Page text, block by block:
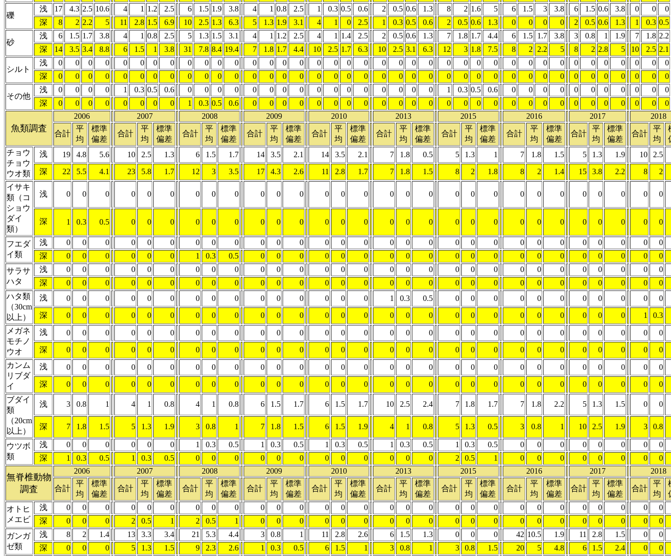
礫
浅 17 4.3 2.5 10.6 4 1 1.2 2.5 6 1.5 1.9 3.8 4 1 0.8 2.5 1 0.3 0.5 0.6 2 0.5 0.6 1.3 8 2 1.6 5 6 1.5 3 3.8 6 1.5 0.6 3.8 0 0
0
深
8 2 2.2 5 11 2.8 1.5 6.9 10 2.5 1.3 6.3 5 1.3 1.9 3.1 4 1 0 2.5 1 0.3 0.5 0.6 2 0.5 0.6 1.3 0 0 0 0 2 0.5 0.6 1.3 1 0.3 0.5
砂
浅 6 1.5 1.7 3.8 4 1 0.8 2.5 5 1.3 1.5 3.1 4 1 1.2 2.5 4 1 1.4 2.5 2 0.5 0.6 1.3 7 1.8 1.7 4.4 6 1.5 1.7 3.8 3 0.8 1 1.9 7 1.8 2.2
深
14 3.5 3.4 8.8 6 1.5 1 3.8 31 7.8 8.4 19.4 7 1.8 1.7 4.4 10 2.5 1.7 6.3 10 2.5 3.1 6.3 12 3 1.8 7.5 8 2 2.2 5 8 2 2.8 5 10 2.5 2.1
シルト
浅 0 0 0 0 0 0 0 0 0 0 0 0 0 0 0 0 0 0 0 0 0 0 0 0 0 0 0 0 0 0 0 0 0 0 0 0 0 0
0
深
0 0 0 0 0 0 0 0 0 0 0 0 0 0 0 0 0 0 0 0 0 0 0 0 0 0 0 0 0 0 0 0 0 0 0 0 0 0 0
その他
浅 0 0 0 0 1 0.3 0.5 0.6 0 0 0 0 0 0 0 0 0 0 0 0 0 0 0 0 1 0.3 0.5 0.6 0 0 0 0 0 0 0 0 0 0
0
深
0 0 0 0 0 0 0 0 1 0.3 0.5 0.6 0 0 0 0 0 0 0 0 0 0 0 0 0 0 0 0 0 0 0 0 0 0 0 0 0 0 0
魚類調査
2006 2007 2008 2009 2010 2013 2015 2016 2017 2018
合計
平
均
標準
偏差
合計
平
均
標準
偏差
合計
平
均
標準
偏差
合計
平
均
標準
偏差
合計
平
均
標準
偏差
合計
平
均
標準
偏差
合計
平
均
標準
偏差
合計
平
均
標準
偏差
合計
平
均
標準
偏差
合計
平
均
チョウ
チョウ
ウオ類
浅 19 4.8 5.6 10 2.5 1.3 6 1.5 1.7 14 3.5 2.1 14 3.5 2.1 7 1.8 0.5 5 1.3 1 7 1.8 1.5 5 1.3 1.9 10
2.5
深
22 5.5 4.1 23 5.8 1.7 12 3 3.5 17 4.3 2.6 11 2.8 1.7 7 1.8 1.5 8 2 1.8 8 2 1.4 15 3.8 2.2 8
2
イサキ
類（コ
ショウ
ダイ
類）
浅 0 0 0 0 0 0 0 0 0 0 0 0 0 0 0 0 0 0 0 0 0 0 0 0 0 0 0 0 0
深 1 0.3 0.5 0 0 0 0 0 0 0 0 0 0 0 0 0 0 0 0 0 0 0 0 0 0 0 0 0 0
フエダ
イ類
浅 0 0 0 0 0 0 0 0 0 0 0 0 0 0 0 0 0 0 0 0 0 0 0 0 0 0 0 0
0
深
0 0 0 0 0 0 1 0.3 0.5 0 0 0 0 0 0 0 0 0 0 0 0 0 0 0 0 0 0 0
0
サラサ
ハタ
浅 0 0 0 0 0 0 0 0 0 0 0 0 0 0 0 0 0 0 0 0 0 0 0 0 0 0 0 0
0
深
0 0 0 0 0 0 0 0 0 0 0 0 0 0 0 0 0 0 0 0 0 0 0 0 0 0 0 0
0
ハタ類
（30cm
以上）
浅 0 0 0 0 0 0 0 0 0 0 0 0 0 0 0 1 0.3 0.5 0 0 0 0 0 0 0 0 0 0
0
深
0 0 0 0 0 0 0 0 0 0 0 0 0 0 0 0 0 0 0 0 0 0 0 0 0 0 0 1
0.3
メガネ
モチノ
ウオ
浅 0 0 0 0 0 0 0 0 0 0 0 0 0 0 0 0 0 0 0 0 0 0 0 0 0 0 0 0
0
深
0 0 0 0 0 0 0 0 0 0 0 0 0 0 0 0 0 0 0 0 0 0 0 0 0 0 0 0
0
カンム
リブダ
イ
浅 0 0 0 0 0 0 0 0 0 0 0 0 0 0 0 0 0 0 0 0 0 0 0 0 0 0 0 0
0
深
0 0 0 0 0 0 0 0 0 0 0 0 0 0 0 0 0 0 0 0 0 0 0 0 0 0 0 0
0
ブダイ
類
（20cm
以上）
浅 3 0.8 1 4 1 0.8 4 1 0.8 6 1.5 1.7 6 1.5 1.7 10 2.5 2.4 7 1.8 1.7 7 1.8 2.2 5 1.3 1.5 0 0
深 7 1.8 1.5 5 1.3 1.9 3 0.8 1 7 1.8 1.5 6 1.5 1.9 4 1 0.8 5 1.3 0.5 3 0.8 1 10 2.5 1.9 3 0.8
ウツボ
類
浅 0 0 0 0 0 0 1 0.3 0.5 1 0.3 0.5 1 0.3 0.5 1 0.3 0.5 1 0.3 0.5 0 0 0 0 0 0 0
0
深
1 0.3 0.5 1 0.3 0.5 0 0 0 0 0 0 0 0 0 0 0 0 2 0.5 1 0 0 0 0 0 0 0 0
無脊椎動物
調査
2006 2007 2008 2009 2010 2013 2015 2016 2017 2018
合計
平
均
標準
偏差
合計
平
均
標準
偏差
合計
平
均
標準
偏差
合計
平
均
標準
偏差
合計
平
均
標準
偏差
合計
平
均
標準
偏差
合計
平
均
標準
偏差
合計
平
均
標準
偏差
合計
平
均
標準
偏差
合計
平
均
オトヒ
メエビ
浅 0 0 0 0 0 0 0 0 0 0 0 0 0 0 0 0 0 0 0 0 0 0 0 0 0 0 0 0
0
深
0 0 0 2 0.5 1 2 0.5 1 0 0 0 0 0 0 0 0 0 0 0 0 0 0 0 0 0 0 0
0
ガンガ
ゼ類
浅 8 2 1.4 13 3.3 3.4 21 5.3 4.4 3 0.8 1 11 2.8 2.6 6 1.5 1.3 0 0 0 42 10.5 1.9 11 2.8 1.5 0
0
深
0 0 0 5 1.3 1.5 9 2.3 2.6 1 0.3 0.5 6 1.5 1 3 0.8 1 3 0.8 1.5 20 5 4.8 6 1.5 2.4 0
0